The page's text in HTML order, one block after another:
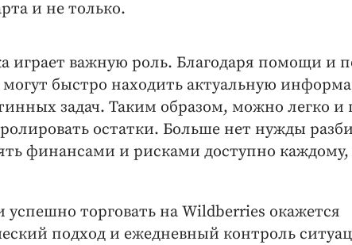
и не только.
играет важную роль. Благодаря помощи и
быстро находить актуальную
задач. Таким образом, можно легко и
остатки. Больше нет нужды
финансами и рисками доступно
торговать на Wildberries окажется
подход и ежедневный контроль